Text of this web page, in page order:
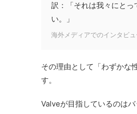
訳：「それは我々にと
い。」
海外メディアでのインタビュ
その理由として「わずかな
す。
Valveが目指しているのは